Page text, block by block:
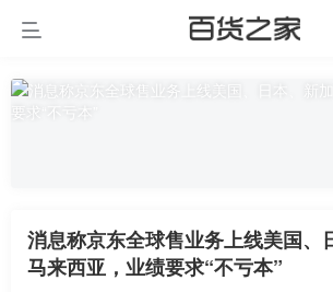
消息称京东全球售业务上线美国、
马来西亚，业绩要求“不亏本”